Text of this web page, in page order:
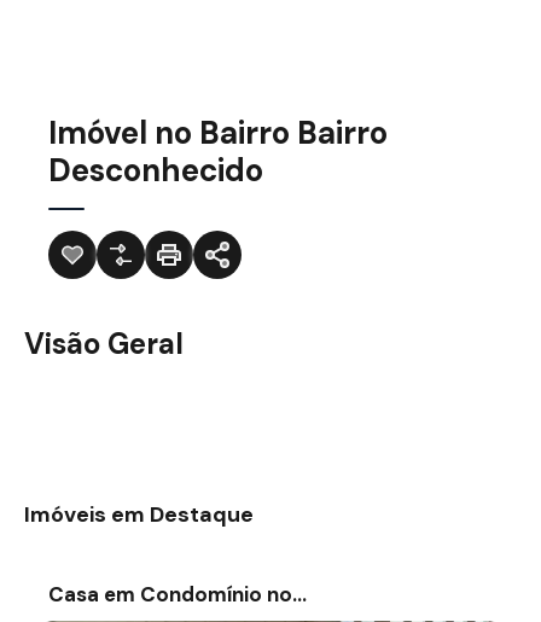
Imóvel no Bairro Bairro
Desconhecido
Visão Geral
Imóveis em Destaque
Casa em Condomínio no…